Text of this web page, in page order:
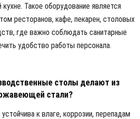
Такое оборудование является
ресторанов, кафе, пекарен, столовых
где важно соблюдать санитарные
удобство работы персонала.
столы делают из
стали?
к влаге, коррозии, перепадам